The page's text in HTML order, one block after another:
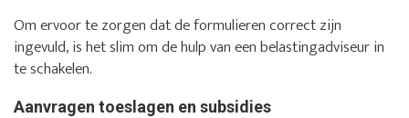
Om ervoor te zorgen dat de formulieren correct zijn
ingevuld, is het slim om de hulp van een belastingadviseur in
te schakelen.
Aanvragen toeslagen en subsidies